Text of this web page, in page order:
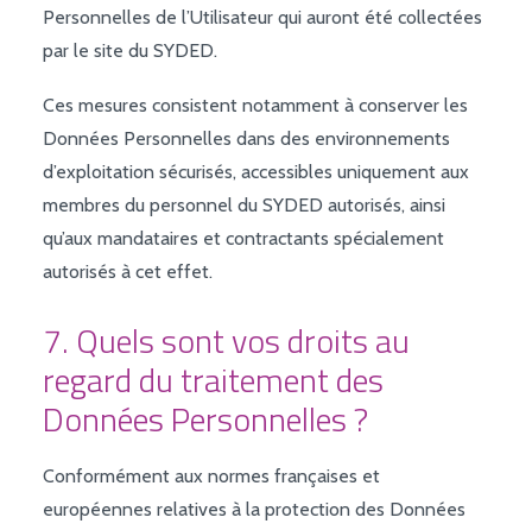
Personnelles de l’Utilisateur qui auront été collectées
par le site du SYDED.
Ces mesures consistent notamment à conserver les
Données Personnelles dans des environnements
d’exploitation sécurisés, accessibles uniquement aux
membres du personnel du SYDED autorisés, ainsi
qu’aux mandataires et contractants spécialement
autorisés à cet effet.
7. Quels sont vos droits au
regard du traitement des
Données Personnelles ?
Conformément aux normes françaises et
européennes relatives à la protection des Données